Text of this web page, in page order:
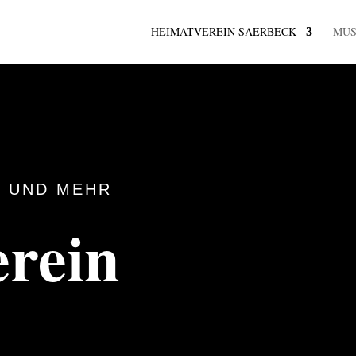
HEIMATVEREIN SAERBECK
UND MEHR